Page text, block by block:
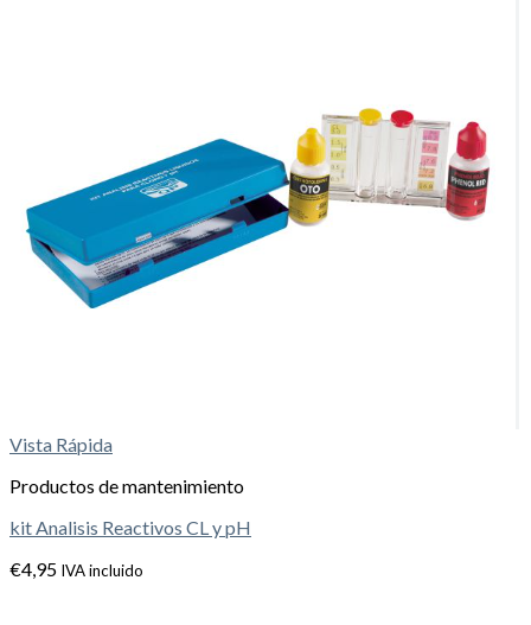
Vista Rápida
Productos de mantenimiento
kit Analisis Reactivos CL y pH
€4,95 IVA incluido